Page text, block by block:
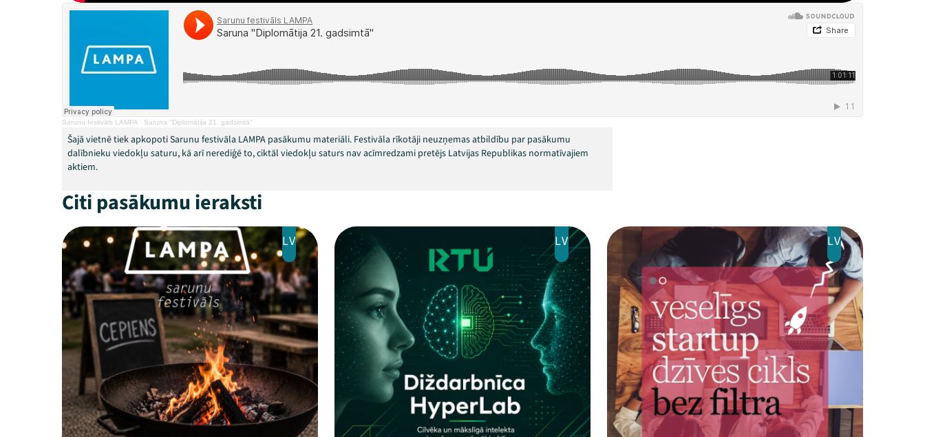
Sarunu festivāls LAMPA · Saruna "Diplomātija 21. gadsimtā"
Šajā vietnē tiek apkopoti Sarunu festivāla LAMPA pasākumu materiāli. Festivāla rīkotāji neuzņemas atbildību par pasākumu
dalībnieku viedokļu saturu, kā arī nerediģē to, ciktāl viedokļu saturs nav acīmredzami pretējs Latvijas Republikas normatīvajiem
aktiem.
Citi pasākumu ieraksti
LV LV LV